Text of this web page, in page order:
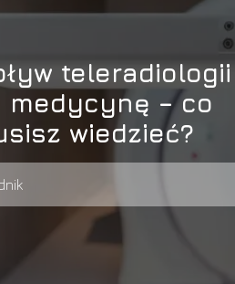
teleradiologii
medycynę – co
wiedzieć?